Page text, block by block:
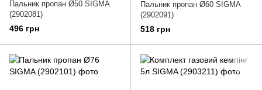
Пальник пропан Ø50 SIGMA
(2902081)
496 грн
Пальник пропан Ø60 SIGMA
(2902091)
518 грн